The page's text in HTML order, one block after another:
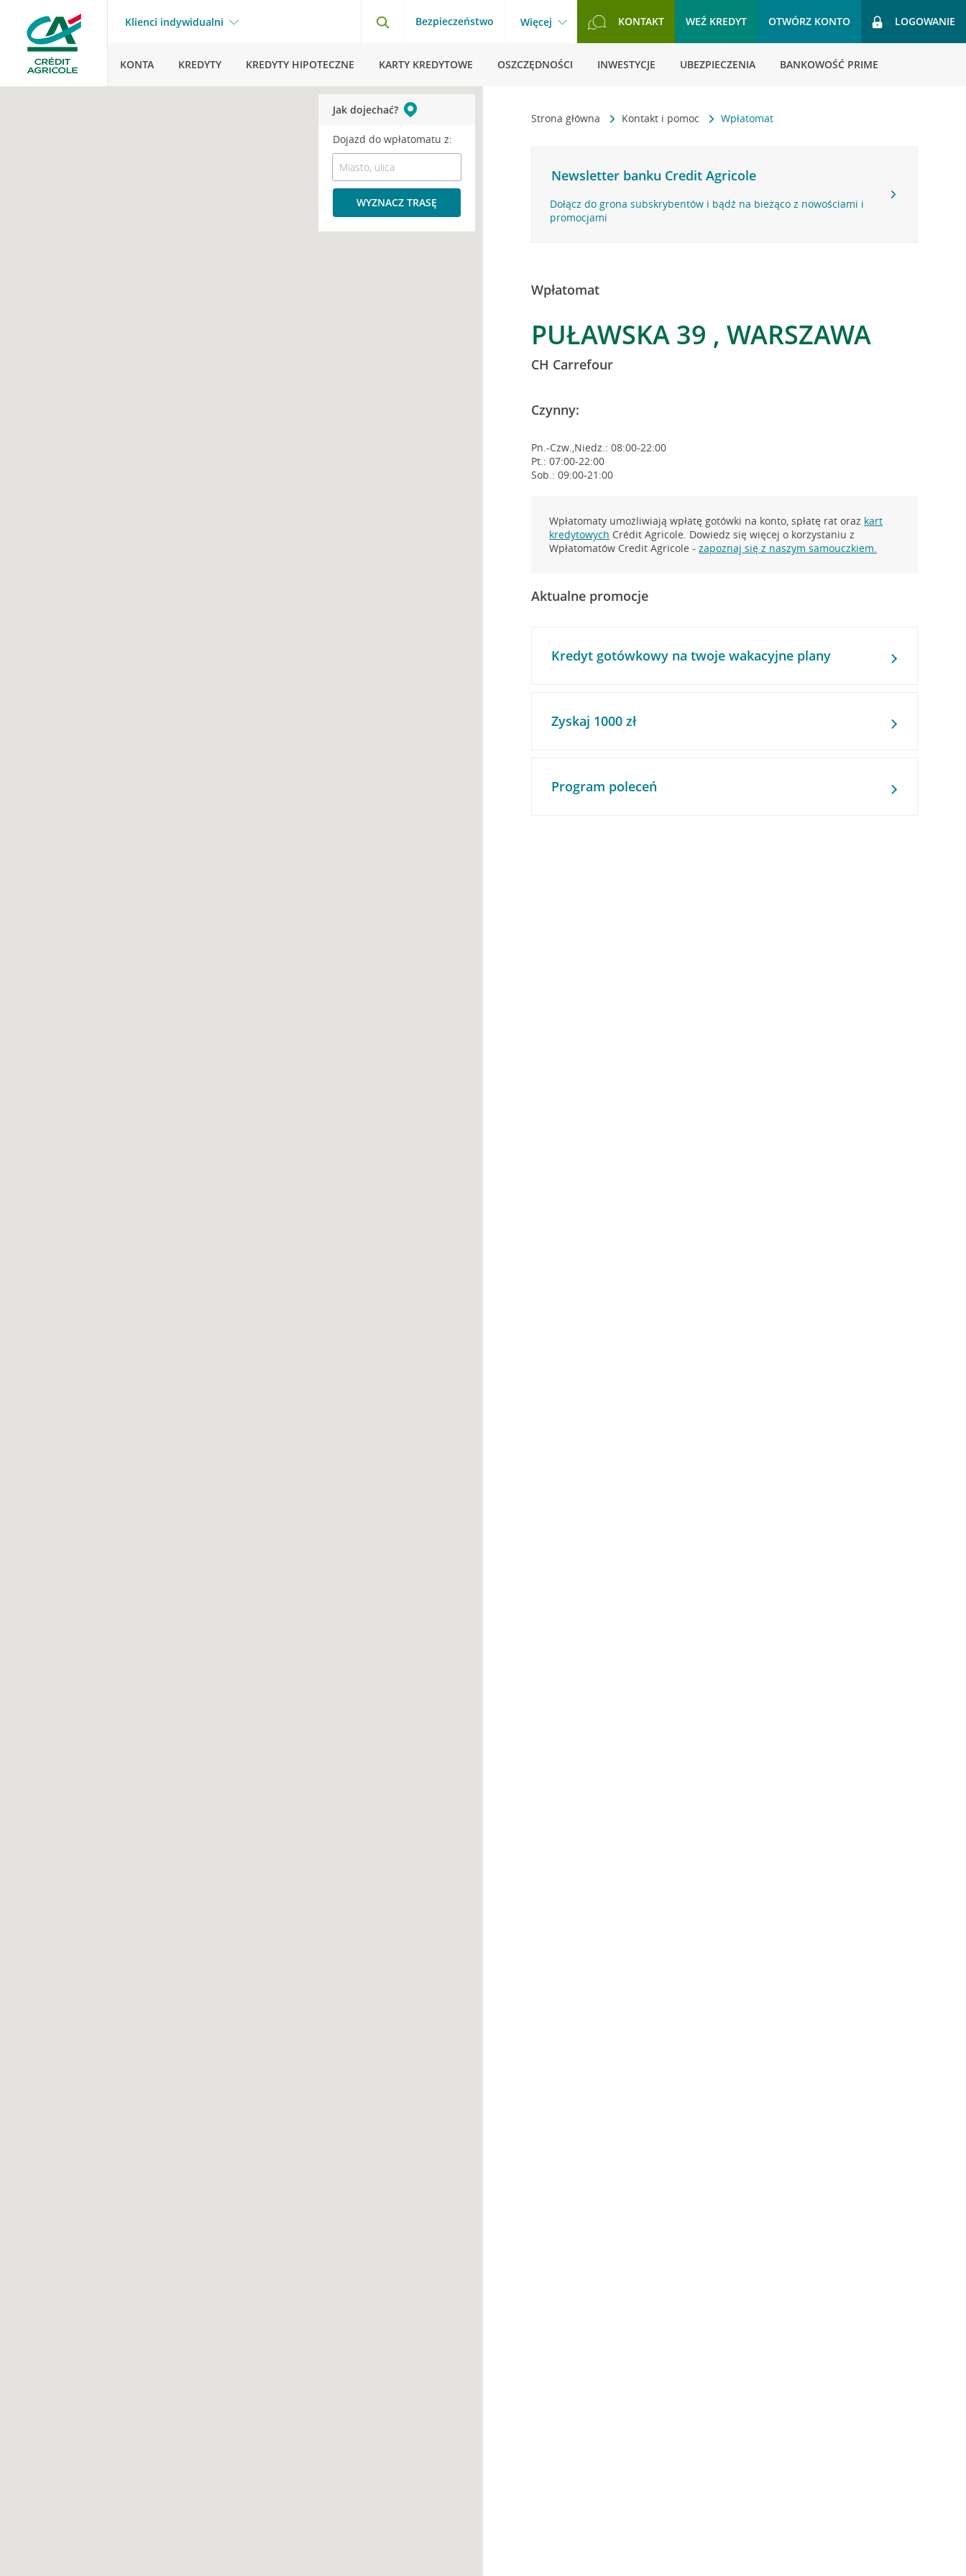
Klienci indywidualni Bezpieczeństwo Więcej KONTAKT WEŹ KREDYT OTWÓRZ KONTO LOGOWANIE
KONTA KREDYTY KREDYTY HIPOTECZNE KARTY KREDYTOWE OSZCZĘDNOŚCI INWESTYCJE UBEZPIECZENIA BANKOWOŚĆ PRIME
Strona główna Kontakt i pomoc Wpłatomat
Newsletter banku Credit Agricole
Dołącz do grona subskrybentów i bądź na bieżąco z nowościami i
promocjami
Wpłatomat
PUŁAWSKA 39 , WARSZAWA
CH Carrefour
Czynny:
Pn.-Czw.,Niedz.: 08:00-22:00
Pt.: 07:00-22:00
Sob.: 09:00-21:00
Wpłatomaty umożliwiają wpłatę gotówki na konto, spłatę rat oraz kart
kredytowych Crédit Agricole. Dowiedz się więcej o korzystaniu z
Wpłatomatów Credit Agricole -zapoznaj się z naszym samouczkiem.
Aktualne promocje
Kredyt gotówkowy na twoje wakacyjne plany
Zyskaj 1000 zł
Program poleceń
Jak dojechać?
Dojazd do wpłatomatu z:
WYZNACZ TRASĘ